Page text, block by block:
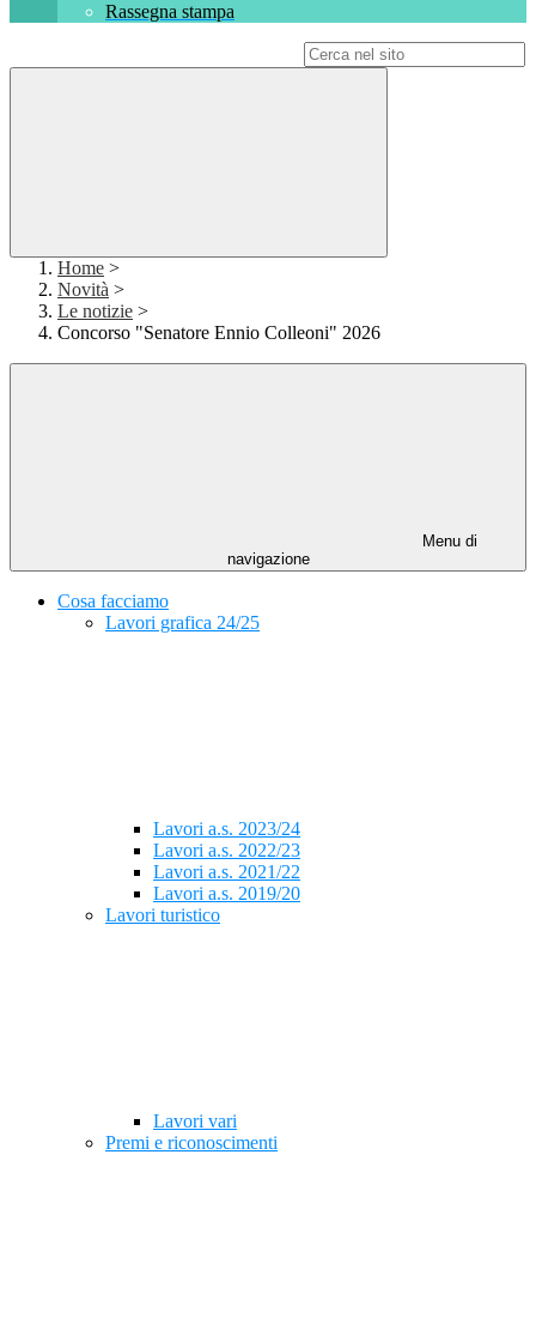
Rassegna stampa
Home >
Novità >
Le notizie >
Concorso "Senatore Ennio Colleoni" 2026
Menu di
navigazione
Cosa facciamo
Lavori grafica 24/25
Lavori a.s. 2023/24
Lavori a.s. 2022/23
Lavori a.s. 2021/22
Lavori a.s. 2019/20
Lavori turistico
Lavori vari
Premi e riconoscimenti